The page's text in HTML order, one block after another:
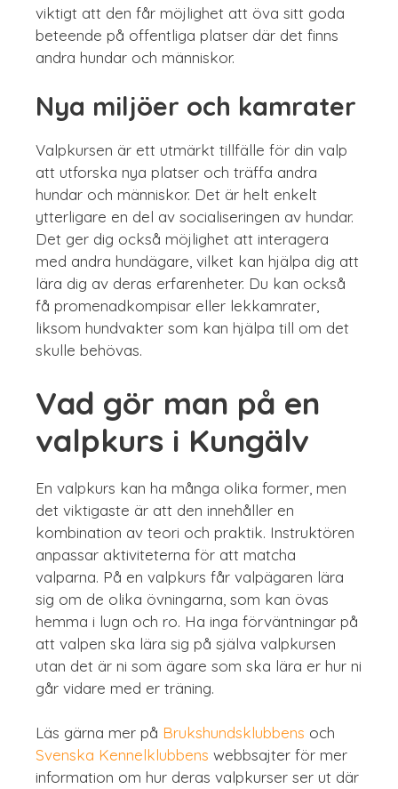
viktigt att den får möjlighet att öva sitt goda
beteende på offentliga platser där det finns
andra hundar och människor.
Nya miljöer och kamrater
Valpkursen är ett utmärkt tillfälle för din valp
att utforska nya platser och träffa andra
hundar och människor. Det är helt enkelt
ytterligare en del av socialiseringen av hundar.
Det ger dig också möjlighet att interagera
med andra hundägare, vilket kan hjälpa dig att
lära dig av deras erfarenheter. Du kan också
få promenadkompisar eller lekkamrater,
liksom hundvakter som kan hjälpa till om det
skulle behövas.
Vad gör man på en
valpkurs i Kungälv
En valpkurs kan ha många olika former, men
det viktigaste är att den innehåller en
kombination av teori och praktik. Instruktören
anpassar aktiviteterna för att matcha
valparna. På en valpkurs får valpägaren lära
sig om de olika övningarna, som kan övas
hemma i lugn och ro. Ha inga förväntningar på
att valpen ska lära sig på själva valpkursen
utan det är ni som ägare som ska lära er hur ni
går vidare med er träning.
Läs gärna mer på Brukshundsklubbens och
Svenska Kennelklubbens webbsajter för mer
information om hur deras valpkurser ser ut där